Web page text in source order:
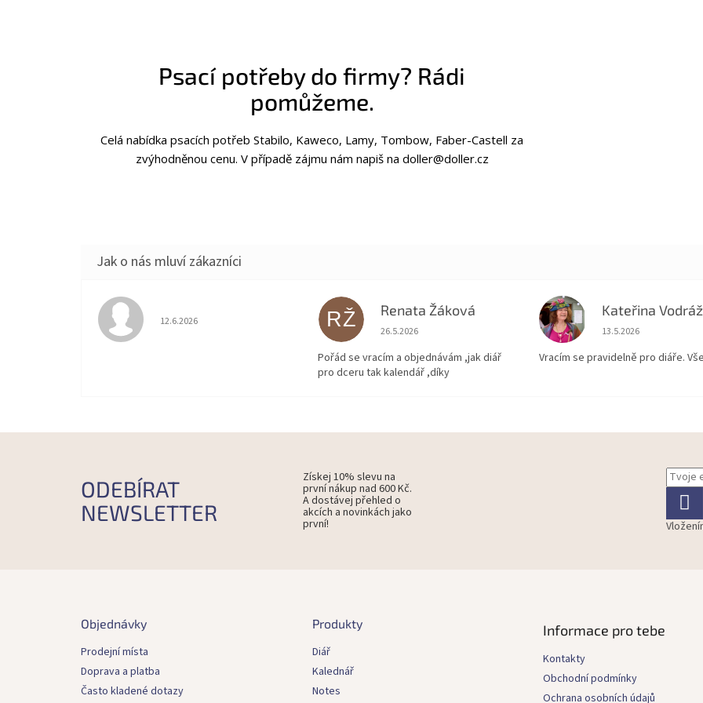
Psací potřeby do firmy? Rádi
pomůžeme.
Celá nabídka psacích potřeb Stabilo, Kaweco, Lamy, Tombow, Faber-Castell za
zvýhodněnou cenu. V případě zájmu nám napiš na doller@doller.cz
Hodnocení obchodu je 5 z 5 hvězdiček.
12.6.2026 RŽ Renata Žáková
Hodnocení obchodu je 5 z 5 hvězdiček.
26.5.2026
Pořád se vracím a objednávám ,jak diář
pro dceru tak kalendář ,díky
KV Hodnocení obchodu
13.5.2026
Vracím se pravidelně pro diáře.
ODEBÍRAT
NEWSLETTER
Získej 10% slevu na
první nákup nad 600 Kč.
A dostávej přehled o
akcích a novinkách jako
první!
Objednávky
Prodejní místa
Doprava a platba
Často kladené dotazy
Produkty
Diář
Kalednář
Notes
Informace pro tebe
Kontakty
Obchodní podmínky
Ochrana osobních údajů